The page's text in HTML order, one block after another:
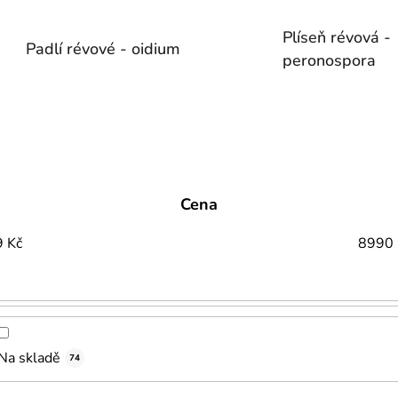
Padlí révové - oidium
Plíseň révová -
peronospora
Cena
Kč 8990
skladě 74